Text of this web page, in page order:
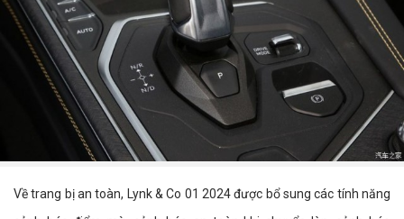
Về trang bị an toàn, Lynk & Co 01 2024 được bổ sung các tính năng